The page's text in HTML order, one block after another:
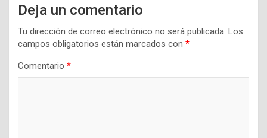
Deja un comentario
Tu dirección de correo electrónico no será publicada. Los
campos obligatorios están marcados con *
Comentario *